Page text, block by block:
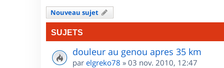
Nouveau sujet
SUJETS
douleur au genou apres 35 km
par elgreko78 » 03 nov. 2010, 12:47